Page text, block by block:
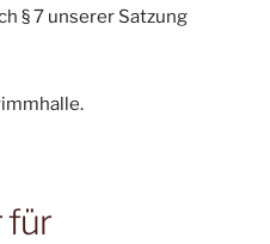
§ 7 unserer Satzung
für